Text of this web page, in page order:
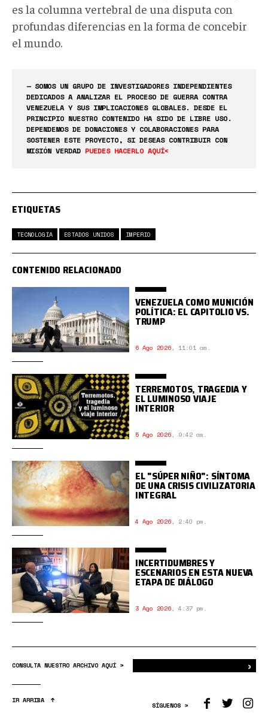
es la columna vertebral de una disputa con
profundas diferencias en la forma de concebir
el mundo.
— SOMOS UN GRUPO DE INVESTIGADORES INDEPENDIENTES
DEDICADOS A ANALIZAR EL PROCESO DE GUERRA CONTRA
VENEZUELA Y SUS IMPLICACIONES GLOBALES. DESDE EL
PRINCIPIO NUESTRO CONTENIDO HA SIDO DE LIBRE USO.
DEPENDEMOS DE DONACIONES Y COLABORACIONES PARA
SOSTENER ESTE PROYECTO, SI DESEAS CONTRIBUIR CON
MISIÓN VERDAD PUEDES HACERLO AQUÍ<
ETIQUETAS
TECNOLOGÍA ESTADOS UNIDOS IMPERIO
CONTENIDO RELACIONADO
VENEZUELA COMO MUNICIÓN
POLÍTICA: EL CAPITOLIO VS.
TRUMP
6 Ago 2026, 11:01 am.
TERREMOTOS, TRAGEDIA Y
EL LUMINOSO VIAJE
INTERIOR
5 Ago 2026, 9:42 am.
EL "SÚPER NIÑO": SÍNTOMA
DE UNA CRISIS CIVILIZATORIA
INTEGRAL
4 Ago 2026, 2:40 pm.
INCERTIDUMBRES Y
ESCENARIOS EN ESTA NUEVA
ETAPA DE DIÁLOGO
3 Ago 2026, 4:37 pm.
CONSULTA NUESTRO ARCHIVO AQUÍ > ›
IR ARRIBA
SÍGUENOS >